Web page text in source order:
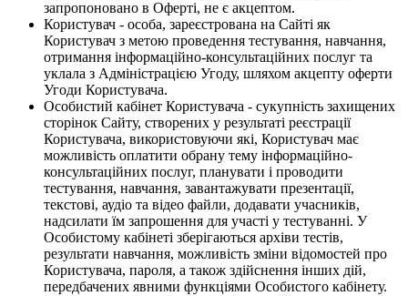
запропоновано в Оферті, не є акцептом.
Користувач - особа, зареєстрована на Сайті як
Користувач з метою проведення тестування, навчання,
отримання інформаційно-консультаційних послуг та
уклала з Адміністрацією Угоду, шляхом акцепту оферти
Угоди Користувача.
Особистий кабінет Користувача - сукупність захищених
сторінок Сайту, створених у результаті реєстрації
Користувача, використовуючи які, Користувач має
можливість оплатити обрану тему інформаційно-
консультаційних послуг, планувати і проводити
тестування, навчання, завантажувати презентації,
текстові, аудіо та відео файли, додавати учасників,
надсилати їм запрошення для участі у тестуванні. У
Особистому кабінеті зберігаються архіви тестів,
результати навчання, можливість зміни відомостей про
Користувача, пароля, а також здійснення інших дій,
передбачених явними функціями Особистого кабінету.